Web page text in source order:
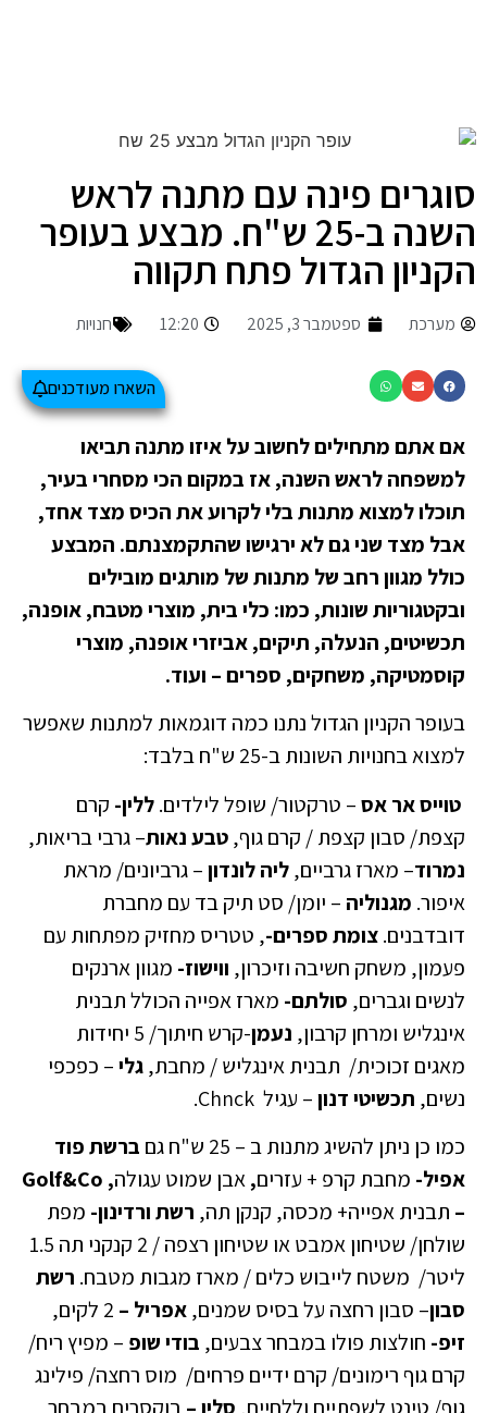
סוגרים פינה עם מתנה לראש
השנה ב-25 ש"ח. מבצע בעופר
הקניון הגדול פתח תקווה
מערכת ספטמבר 3, 2025 12:20 חנויות
השארו מעודכנים
אם אתם מתחילים לחשוב על איזו מתנה תביאו
למשפחה לראש השנה, אז במקום הכי מסחרי בעיר,
תוכלו למצוא מתנות בלי לקרוע את הכיס מצד אחד,
אבל מצד שני גם לא ירגישו שהתקמצנתם. המבצע
כולל מגוון רחב של מתנות של מותגים מובילים
ובקטגוריות שונות, כמו: כלי בית, מוצרי מטבח, אופנה,
תכשיטים, הנעלה, תיקים, אביזרי אופנה, מוצרי
קוסמטיקה, משחקים, ספרים – ועוד.
בעופר הקניון הגדול נתנו כמה דוגמאות למתנות שאפשר
למצוא בחנויות השונות ב-25 ש"ח בלבד:
טוייס אר אס– טרקטור/ שופל לילדים.ללין- קרם
קצפת/ סבון קצפת / קרם גוף,טבע נאות– גרבי בריאות,
נמרוד– מארז גרביים,ליה לונדון– גרביונים/ מראת
איפור. מגנוליה – יומן/ סט תיק בד עם מחברת
דובדבנים.צומת ספרים-, טטריס מחזיק מפתחות עם
פעמון, משחק חשיבה וזיכרון, ווישוז- מגוון ארנקים
לנשים וגברים, סולתם- מארז אפייה הכולל תבנית
אינגליש ומרחן קרבון, נעמן
-קרש חיתוך/ 5 יחידות
מאגים זכוכית/ תבנית אינגליש / מחבת,גלי– כפכפי
נשים, תכשיטי דנון– עגיל Chnck.
כמו כן ניתן להשיג מתנות ב – 25 ש"ח גם
ברשת פוד
אפיל- מחבת קרפ + עזרים,אבן שמוט עגולה , Golf&Co
– תבנית אפייה+ מכסה, קנקן תה, רשת ורדינון- מפת
שולחן/ שטיחון אמבט או שטיחון רצפה / 2 קנקני תה 1.5
ליטר/ משטח לייבוש כלים / מארז מגבות מטבח. רשת
סבון– סבון רחצה על בסיס שמנים,אפריל –
זיפ- חולצות פולו במבחר צבעים, בודי שופ – מפיץ ריח/
קרם גוף רימונים/ קרם ידיים פרחים/ מוס רחצה/ פילינג